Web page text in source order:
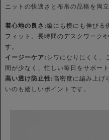
ニットの快適さと布帛の品格を両
着心地の良さ:縦にも横にも伸びる
フィット。長時間のデスクワーク
す。
イージーケア: シワになりにくく、
間が少なく、忙しい毎日をサポート
高い透け防止性:高密度に編み上げ
いのも嬉しいポイントです。